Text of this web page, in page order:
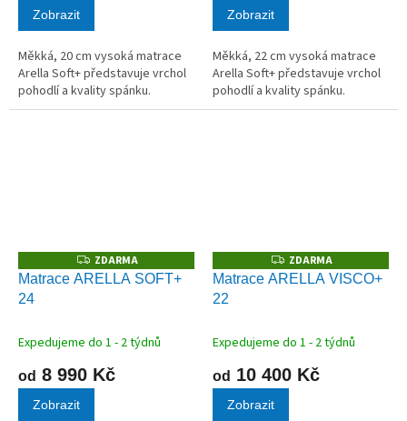
Zobrazit
Měkká, 20 cm vysoká matrace
Arella Soft+ představuje vrchol
pohodlí a kvality spánku.
Zobrazit
Měkká, 22 cm vysoká matrace
Arella Soft+ představuje vrchol
pohodlí a kvality spánku.
Z
D
A
ZDARMA
Matrace ARELLA SOFT+
24
Expedujeme do 1 - 2 týdnů
od 8 990 Kč
Zobrazit
Z
D
A
ZDARMA
Matrace ARELLA VISCO+
22
Expedujeme do 1 - 2 týdnů
od 10 400 Kč
Zobrazit